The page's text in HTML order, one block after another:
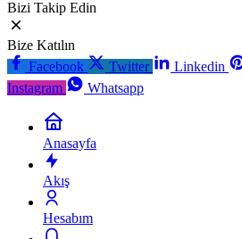
Bizi Takip Edin
Bize Katılın
Facebook
Twitter Linkedin
Instagram
Whatsapp
Anasayfa
Akış
Hesabım